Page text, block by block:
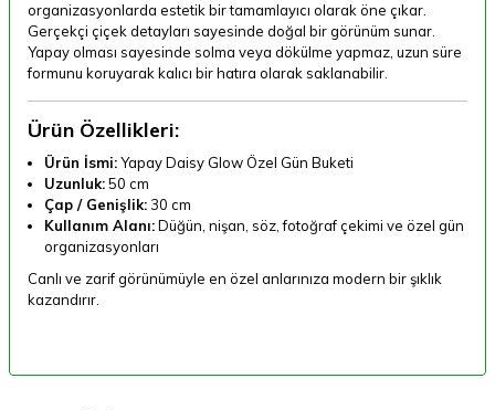
organizasyonlarda estetik bir tamamlayıcı olarak öne çıkar.
Gerçekçi çiçek detayları sayesinde doğal bir görünüm sunar.
Yapay olması sayesinde solma veya dökülme yapmaz, uzun süre
formunu koruyarak kalıcı bir hatıra olarak saklanabilir.
Ürün Özellikleri:
Ürün İsmi:Yapay Daisy Glow Özel Gün Buketi
Uzunluk:50 cm
Çap / Genişlik: 30 cm
Kullanım Alanı:Düğün, nişan, söz, fotoğraf çekimi ve özel gün
organizasyonları
Canlı ve zarif görünümüyle en özel anlarınıza modern bir şıklık
kazandırır.